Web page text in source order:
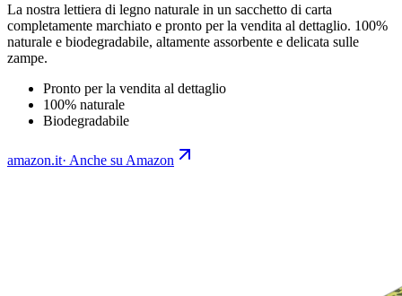
La nostra lettiera di legno naturale in un sacchetto di carta
completamente marchiato e pronto per la vendita al dettaglio. 100%
naturale e biodegradabile, altamente assorbente e delicata sulle
zampe.
Pronto per la vendita al dettaglio
100% naturale
Biodegradabile
amazon.it· Anche su Amazon